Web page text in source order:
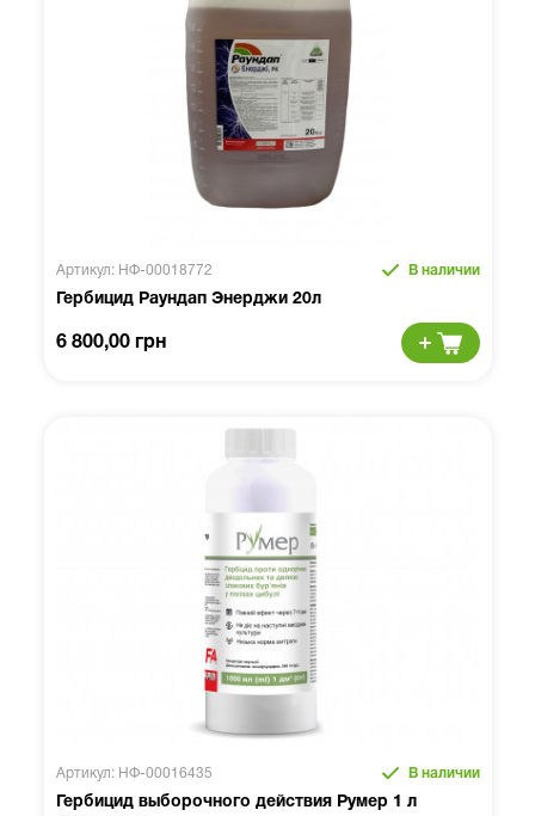
Артикул: НФ-00018772 В наличии
Гербицид Раундап Энерджи 20л
6 800,00 грн
Артикул: НФ-00016435 В наличии
Гербицид выборочного действия Румер 1 л